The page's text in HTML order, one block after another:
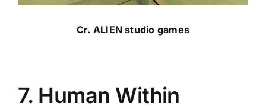
Cr. ALIEN studio games
7. Human Within